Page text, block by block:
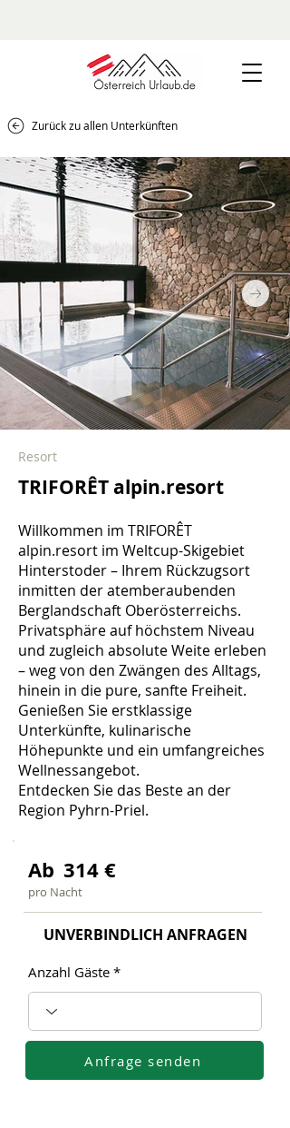
Zurück zu allen Unterkünften
Resort
TRIFORÊT alpin.resort
Willkommen im TRIFORÊT
alpin.resort im Weltcup-Skigebiet
Hinterstoder – Ihrem Rückzugsort
inmitten der atemberaubenden
Berglandschaft Oberösterreichs.
Privatsphäre auf höchstem Niveau
und zugleich absolute Weite erleben
– weg von den Zwängen des Alltags,
hinein in die pure, sanfte Freiheit.
Genießen Sie erstklassige
Unterkünfte, kulinarische
Höhepunkte und ein umfangreiches
Wellnessangebot.
Entdecken Sie das Beste an der
Region Pyhrn-Priel.
Ab 314€
pro Nacht
UNVERBINDLICH ANFRAGEN
Anzahl Gäste
Anfrage senden